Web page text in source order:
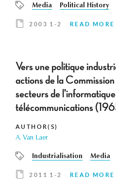
Media Political History
2003 1-2 READ MORE
Vers une politique
actions de la
secteurs de
télécommunications
AUTHOR(S)
A. Van Laer
Industrialisation Media
2011 1-2 READ MORE